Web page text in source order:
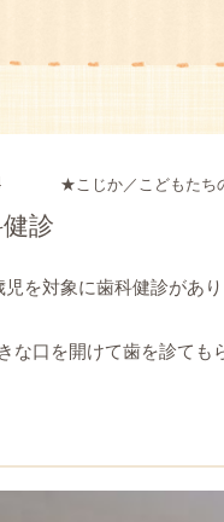
★こじか／こどもたち
診
を対象に歯科健診があり
な口を開けて歯を診ても